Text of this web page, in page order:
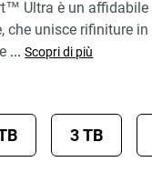
Ultra è un
che unisce rifiniture
... Scopri di più
3 TB